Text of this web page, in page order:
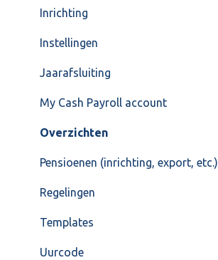
Inrichting
Instellingen
Jaarafsluiting
My Cash Payroll account
Overzichten
Pensioenen (inrichting, export, etc.)
Regelingen
Templates
Uurcode